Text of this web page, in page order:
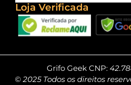
Loja Verificada
Grifo Geek CNP:
© 2025 Todos os direitos